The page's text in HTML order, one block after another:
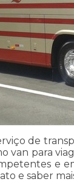
de
van para
e
e saber